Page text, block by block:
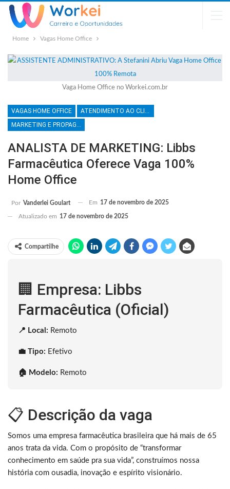
Home Vagas Home Office
Vaga Home Office no Workei.com.br
VAGAS HOME OFFICE
ATENDIMENTO AO CLIENTE
MARKETING E PROPAGANDA
ANALISTA DE MARKETING: Libbs
Farmacêutica Oferece Vaga 100%
Home Office
Por Vanderlei Goulart Em 17 de novembro de 2025
Atualizado em 17 de novembro de 2025
Compartilhe
🏢 Empresa: Libbs
Farmacêutica (Oficial)
📍 Local: Remoto
💼 Tipo: Efetivo
🏠 Modelo: Remoto
📋 Descrição da vaga
Somos uma empresa farmacêutica brasileira que há mais de 65
anos trata da vida. Com o propósito de “transformar
conhecimento em saúde pra sua vida”, construímos nossa
história com ousadia, inovação e espírito visionário.